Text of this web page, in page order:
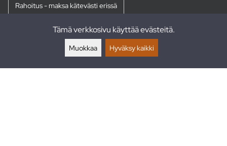
Rahoitus - maksa kätevästi erissä
Tämä verkkosivu käyttää evästeitä.
Muokkaa Hyväksy kaikki